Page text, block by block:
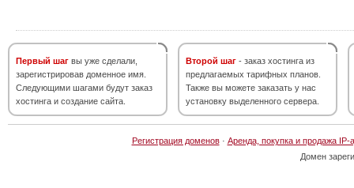
Первый шаг вы уже сделали,
зарегистрировав доменное имя.
Следующими шагами будут заказ
хостинга и создание сайта.
Второй шаг - заказ хостинга из
предлагаемых тарифных планов.
Также вы можете заказать у нас
установку выделенного сервера.
Регистрация доменов· Аренда, покупка и продажа IP-
Домен